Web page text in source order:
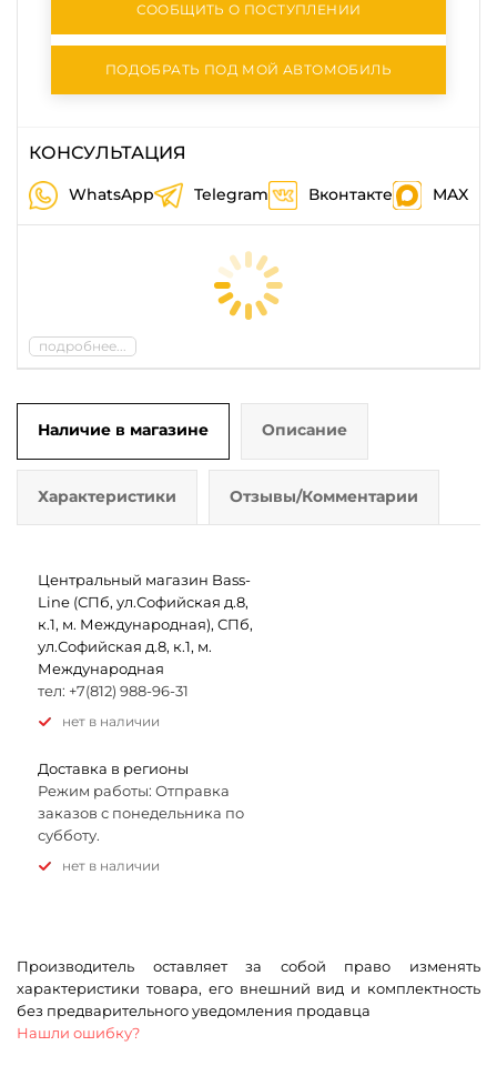
СООБЩИТЬ О ПОСТУПЛЕНИИ
ПОДОБРАТЬ ПОД МОЙ АВТОМОБИЛЬ
КОНСУЛЬТАЦИЯ
WhatsApp Telegram Вконтакте MAX
подробнее...
Наличие в магазине Описание
Характеристики Отзывы/Комментарии
Центральный магазин Bass-
Line (СПб, ул.Софийская д.8,
к.1, м. Международная), СПб,
ул.Софийская д.8, к.1, м.
Международная
тел: +7(812) 988-96-31
Нет в наличии
Доставка в регионы
Режим работы: Отправка
заказов с понедельника по
субботу.
Нет в наличии
Производитель оставляет за собой право изменять
характеристики товара, его внешний вид и комплектность
без предварительного уведомления продавца
Нашли ошибку?